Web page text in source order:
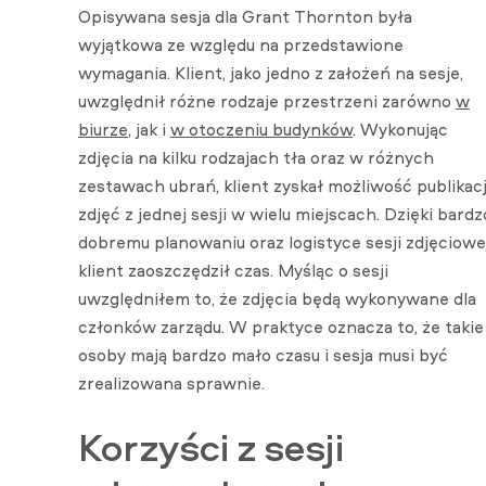
Opisywana sesja dla Grant Thornton była
wyjątkowa ze względu na przedstawione
wymagania. Klient, jako jedno z założeń na sesje,
uwzględnił różne rodzaje przestrzeni zarówno w
biurze, jak i w otoczeniu budynków. Wykonując
zdjęcia na kilku rodzajach tła oraz w różnych
zestawach ubrań, klient zyskał możliwość
zdjęć z jednej sesji w wielu miejscach. Dzięki
dobremu planowaniu oraz logistyce sesji
klient zaoszczędził czas. Myśląc o sesji
uwzględniłem to, że zdjęcia będą wykonywane dla
członków zarządu. W praktyce oznacza to, że takie
osoby mają bardzo mało czasu i sesja musi być
zrealizowana sprawnie.
Korzyści z sesji